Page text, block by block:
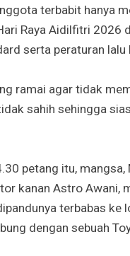
terbabit hanya
Raya Aidilfitri 2026
serta peraturan lalu
ramai agar tidak
sahih sehingga
petang itu, mangsa,
kanan Astro Awani,
terbabas ke
dengan sebuah